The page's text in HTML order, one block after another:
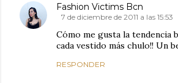
Fashion Victims Bcn
7 de diciembre de 2011 a las 15:53
Cómo me gusta la tendencia
cada vestido más chulo!! Un
RESPONDER